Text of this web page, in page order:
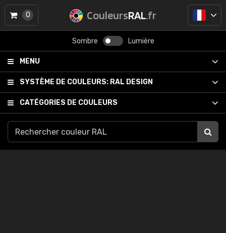
CouleursRAL.fr
Sombre Lumière
MENU
SYSTÈME DE COULEURS: RAL DESIGN
CATÉGORIES DE COULEURS
0